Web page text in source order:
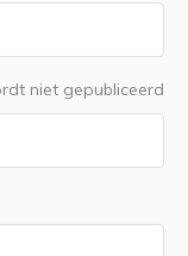
niet gepubliceerd